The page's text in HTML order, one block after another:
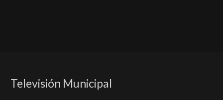
Televisión Municipal